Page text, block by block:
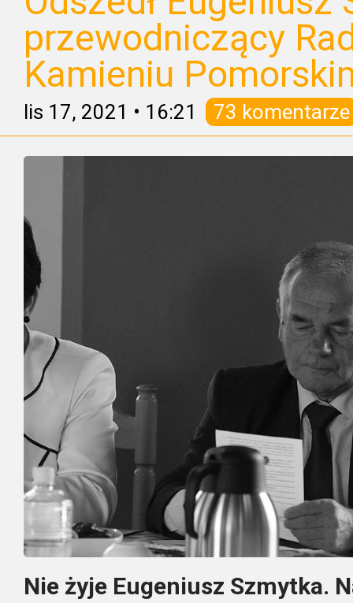
przewodniczący
Kamieniu
lis 17, 2021 • 16:21 73 komentarze
Nie żyje Eugeniusz Szmytka.